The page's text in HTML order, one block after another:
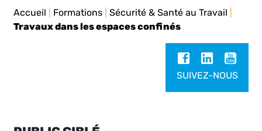
Accueil Formations |Sécurité & Santé au Travail
Travaux dans les espaces confinés
SUIVEZ-NOUS